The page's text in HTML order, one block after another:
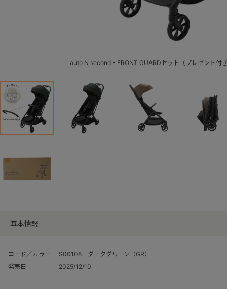
auto N second・FRONT GUARDセット（プレゼント付
基本情報
コード／カラー
S00108 ダークグリーン（GR）
発売日
2025/12/10